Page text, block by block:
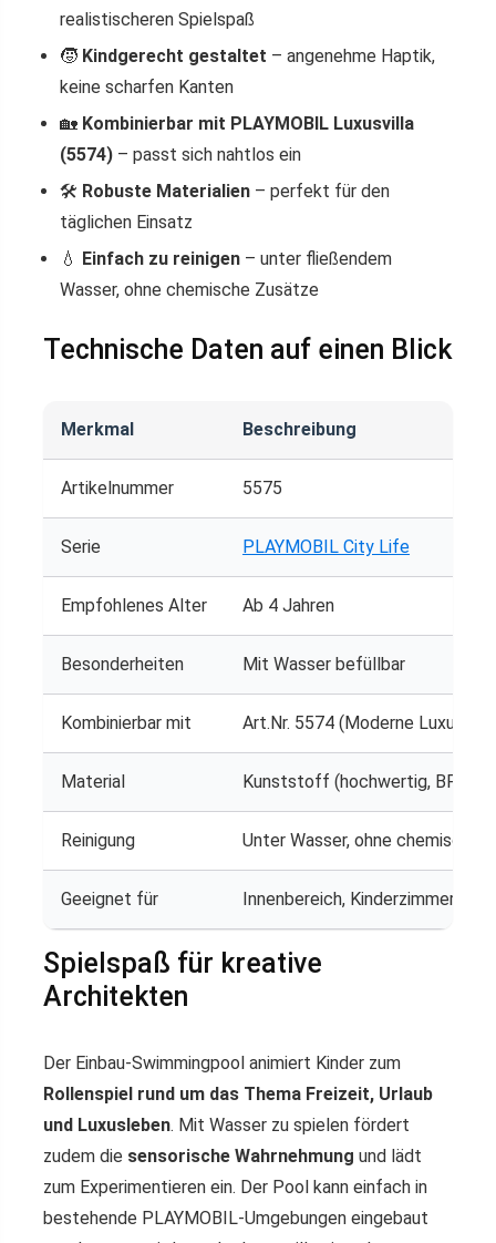
realistischeren Spielspaß
🧒 Kindgerecht gestaltet – angenehme Haptik,
keine scharfen Kanten
🏡 Kombinierbar mit PLAYMOBIL Luxusvilla
(5574) – passt sich nahtlos ein
🛠 Robuste Materialien – perfekt für den
täglichen Einsatz
💧 Einfach zu reinigen – unter fließendem
Wasser, ohne chemische Zusätze
Technische Daten auf einen Blick
Merkmal Beschreibung
Artikelnummer 5575
Serie PLAYMOBIL City Life
Empfohlenes Alter Ab 4 Jahren
Besonderheiten Mit Wasser befüllbar
Kombinierbar mit Art.Nr. 5574 (Moderne
Material Kunststoff (hochwertig, BPA-
Reinigung Unter Wasser, ohne chemische
Geeignet für Innenbereich, Kinderzimmer
Spielspaß für kreative
Architekten
Der Einbau-Swimmingpool animiert Kinder zum
Rollenspiel rund um das Thema Freizeit, Urlaub
und Luxusleben. Mit Wasser zu spielen fördert
zudem die sensorische Wahrnehmung und lädt
zum Experimentieren ein. Der Pool kann einfach in
bestehende PLAYMOBIL-Umgebungen eingebaut